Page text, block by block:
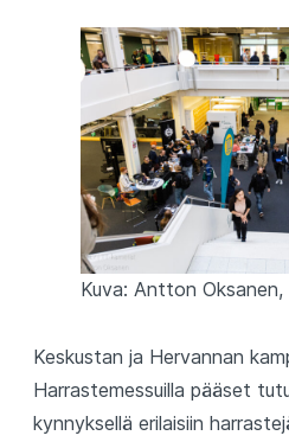
Kuva: Antton
Keskustan ja Hervannan
Harrastemessuilla pääset
kynnyksellä erilaisiin